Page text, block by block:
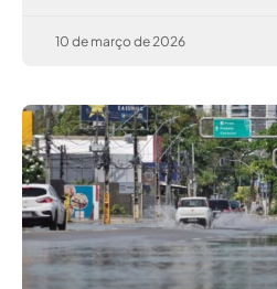
10 de março de 2026